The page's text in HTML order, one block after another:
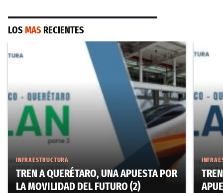
LOSMAS RECIENTES
INFRAESTRUCTURA
TREN A QUERÉTARO, UNA APUESTA POR
LA MOVILIDAD DEL FUTURO (2)